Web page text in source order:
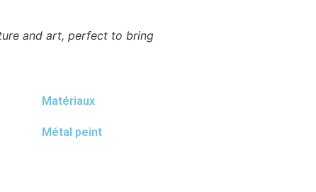
and art, perfect to bring
Matériaux
Métal peint